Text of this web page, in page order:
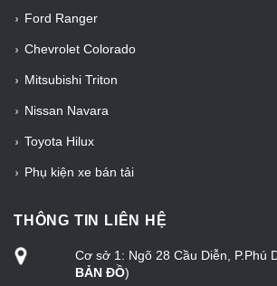
Ford Ranger
Chevrolet Colorado
Mitsubishi Triton
Nissan Navara
Toyota Hilux
Phụ kiện xe bán tải
THÔNG TIN LIÊN HỆ
Cơ sở 1: Ngõ 28 Cầu Diễn, P.Phú
BẢN ĐỒ)